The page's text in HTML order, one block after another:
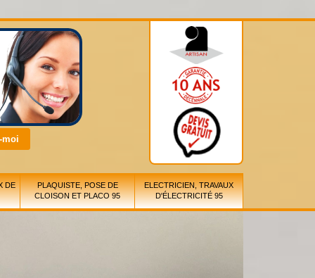
DE
PLAQUISTE, POSE DE
CLOISON ET PLACO 95
ELECTRICIEN, TRAVAUX
D'ÉLECTRICITÉ 95